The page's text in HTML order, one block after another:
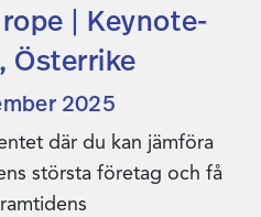
| Keynote-
Österrike
2025
där du kan jämföra
största företag och få